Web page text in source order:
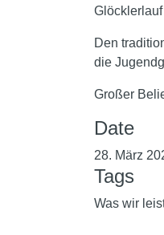
Den
die
Großer
Date
28. März
Tags
Was wir